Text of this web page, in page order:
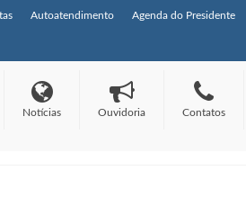
Autoatendimento Agenda do Presidente
Notícias Ouvidoria Contatos